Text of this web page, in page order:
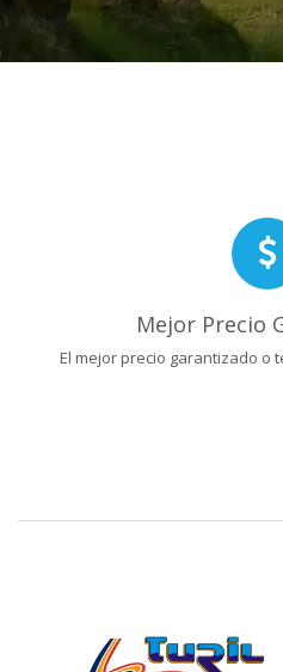
Mejor Precio
El mejor precio garantizado o